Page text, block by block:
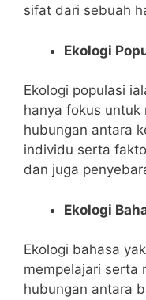
sifat dari sebuah
Ekologi
Ekologi populasi
hanya fokus untuk
hubungan antara
individu serta
dan juga
Ekologi
Ekologi bahasa
mempelajari serta
hubungan antara